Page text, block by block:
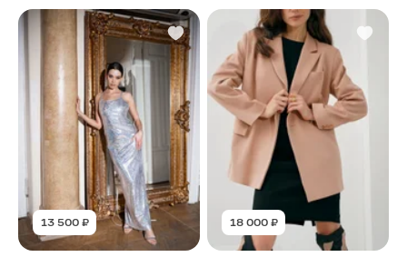
13 500 ₽ 18 000 ₽